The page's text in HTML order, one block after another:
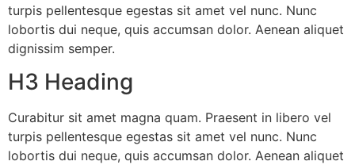
turpis pellentesque egestas sit amet vel nunc. Nunc
lobortis dui neque, quis accumsan dolor. Aenean aliquet
dignissim semper.
H3 Heading
Curabitur sit amet magna quam. Praesent in libero vel
turpis pellentesque egestas sit amet vel nunc. Nunc
lobortis dui neque, quis accumsan dolor. Aenean aliquet